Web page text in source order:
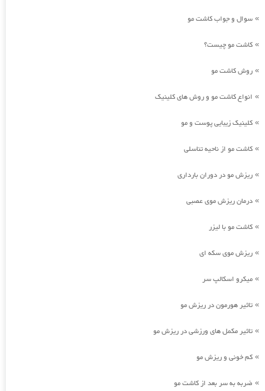
» سوال و جواب کاشت مو
» کاشت مو چیست؟
» روش کاشت مو
» انواع کاشت مو و روش های کلینیک
» کلینیک زیبایی پوست و مو
» کاشت مو از ناحیه تناسلی
» ریزش مو در دوران بارداری
» درمان ریزش موی عصبی
» کاشت مو با لیزر
» ریزش موی سکه ای
» میکرو اسکالپ سر
» تاثیر هورمون در ریزش مو
» تاثیر مکمل های ورزشی در ریزش مو
» کم خونی و ریزش مو
» ضربه به سر بعد از کاشت مو